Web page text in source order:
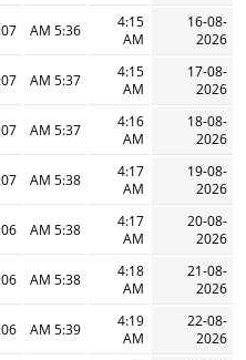
16-08-
2026
4:15
AM
5:36 AM
PM
17-08-
2026
4:15
AM
5:37 AM
PM
18-08-
2026
4:16
AM
5:37 AM
PM
19-08-
2026
4:17
AM
5:38 AM
PM
20-08-
2026
4:17
AM
5:38 AM
PM
21-08-
2026
4:18
AM
5:38 AM
PM
22-08-
2026
4:19
AM
5:39 AM
PM